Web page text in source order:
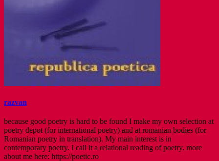
razvan
because good poetry is hard to be found I make my own selection at
poetry depot (for international poetry) and at romanian bodies (for
Romanian poetry in translation). My main interest is in
contemporary poetry. I call it a relational reading of poetry. more
about me here: https://poetic.ro